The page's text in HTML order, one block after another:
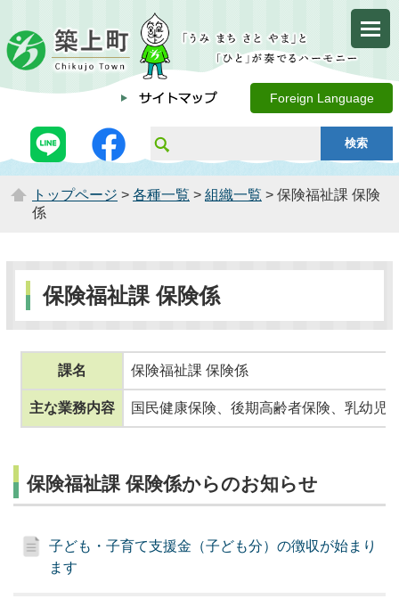
Foreign Language
トップページ > 各種一覧 > 組織一覧 > 保険福祉課 保険
係
保険福祉課 保険係
課名 保険福祉課 保険係
主な業務内容 国民健康保険、後期高齢者保険、乳幼児
保険福祉課 保険係からのお知らせ
子ども・子育て支援金（子ども分）の徴収が始まり
ます